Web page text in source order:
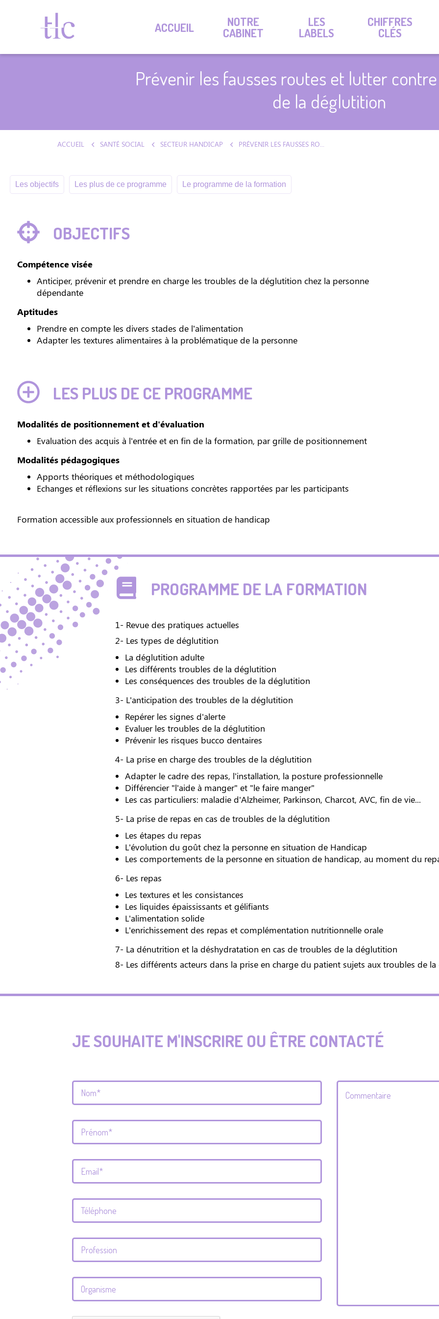
ACCUEIL NOTRE
CABINET
LES
LABELS
CHIFFRES
CLÉS
Prévenir les fausses routes et lutter
de la déglutition
ACCUEIL SANTÉ SOCIAL SECTEUR HANDICAP PRÉVENIR LES FAUSSES ROUTES ET LUTTER CONTRE LES TROUBLES DE LA DÉGLUTITION
Les objectifs Les plus de ce programme Le programme de la formation
OBJECTIFS
Compétence visée
Anticiper, prévenir et prendre en charge les troubles de la déglutition chez la personne
dépendante
Aptitudes
Prendre en compte les divers stades de l’alimentation
Adapter les textures alimentaires à la problématique de la personne
LES PLUS DE CE PROGRAMME
Modalités de positionnement et d'évaluation
Evaluation des acquis à l'entrée et en fin de la formation, par grille de positionnement
Modalités pédagogiques
Apports théoriques et méthodologiques
Echanges et réflexions sur les situations concrètes rapportées par les participants
Formation accessible aux professionnels en situation de handicap
PROGRAMME DE LA FORMATION
1- Revue des pratiques actuelles
2- Les types de déglutition
La déglutition adulte
Les différents troubles de la déglutition
Les conséquences des troubles de la déglutition
3- L'anticipation des troubles de la déglutition
Repérer les signes d'alerte
Evaluer les troubles de la déglutition
Prévenir les risques bucco dentaires
4- La prise en charge des troubles de la déglutition
Adapter le cadre des repas, l'installation, la posture professionnelle
Différencier "l'aide à manger" et "le faire manger"
Les cas particuliers: maladie d'Alzheimer, Parkinson, Charcot, AVC, fin de vie...
5- La prise de repas en cas de troubles de la déglutition
Les étapes du repas
L'évolution du goût chez la personne en situation de Handicap
Les comportements de la personne en situation de handicap, au moment du
6- Les repas
Les textures et les consistances
Les liquides épaississants et gélifiants
L'alimentation solide
L'enrichissement des repas et complémentation nutritionnelle orale
7- La dénutrition et la déshydratation en cas de troubles de la déglutition
8- Les différents acteurs dans la prise en charge du patient sujets aux troubles de
JE SOUHAITE M'INSCRIRE OU ÊTRE CONTACTÉ